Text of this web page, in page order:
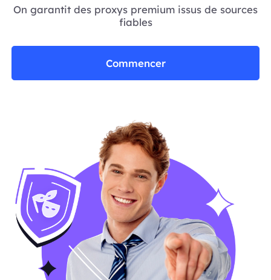
On garantit des proxys premium issus de sources
fiables
Commencer